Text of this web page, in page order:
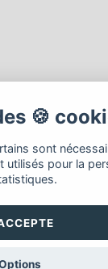
🍪
sont
pour la